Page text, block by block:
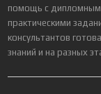
помощь с
практическими
консультантов
знаний и на разных